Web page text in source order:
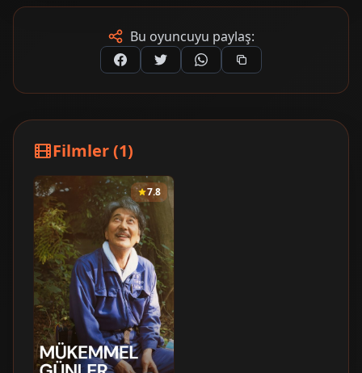
Bu oyuncuyu paylaş:
Filmler (1)
7.8